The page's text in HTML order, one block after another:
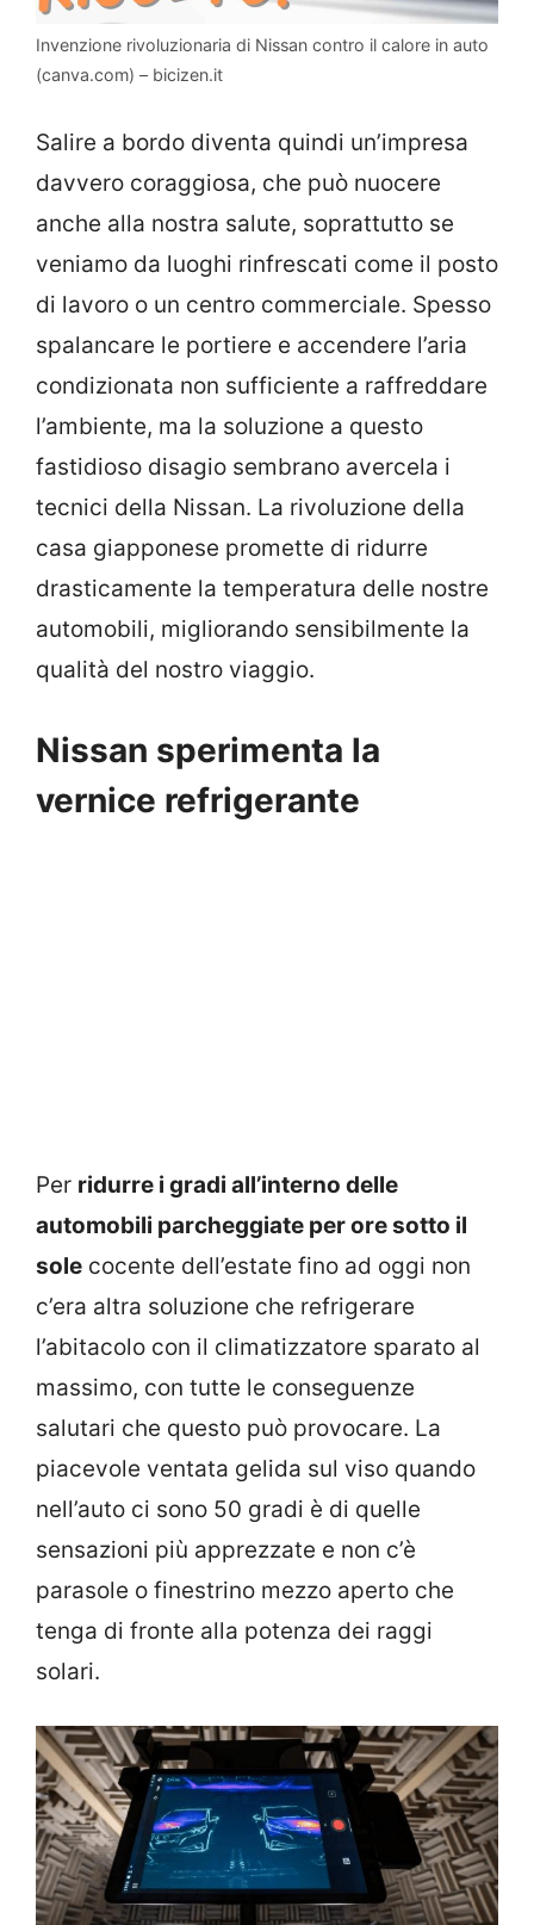
Invenzione rivoluzionaria di Nissan contro il calore in auto
(canva.com) – bicizen.it
Salire a bordo diventa quindi un’impresa
davvero coraggiosa, che può nuocere
anche alla nostra salute, soprattutto se
veniamo da luoghi rinfrescati come il posto
di lavoro o un centro commerciale. Spesso
spalancare le portiere e accendere l’aria
condizionata non sufficiente a raffreddare
l’ambiente, ma la soluzione a questo
fastidioso disagio sembrano avercela i
tecnici della Nissan. La rivoluzione della
casa giapponese promette di ridurre
drasticamente la temperatura delle nostre
automobili, migliorando sensibilmente la
qualità del nostro viaggio.
Nissan sperimenta la
vernice refrigerante
Per ridurre i gradi all’interno delle
automobili parcheggiate per ore sotto il
sole cocente dell’estate fino ad oggi non
c’era altra soluzione che refrigerare
l’abitacolo con il climatizzatore sparato al
massimo, con tutte le conseguenze
salutari che questo può provocare. La
piacevole ventata gelida sul viso quando
nell’auto ci sono 50 gradi è di quelle
sensazioni più apprezzate e non c’è
parasole o finestrino mezzo aperto che
tenga di fronte alla potenza dei raggi
solari.